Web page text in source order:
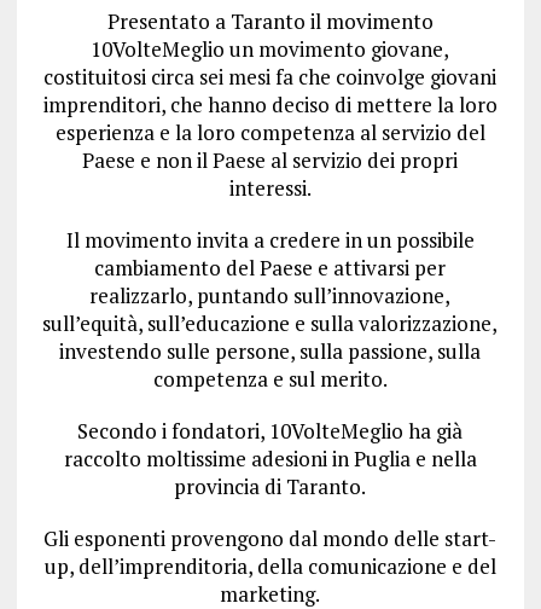
Presentato a Taranto il movimento
10VolteMeglio un movimento giovane,
costituitosi circa sei mesi fa che coinvolge giovani
imprenditori, che hanno deciso di mettere la loro
esperienza e la loro competenza al servizio del
Paese e non il Paese al servizio dei propri
interessi.
Il movimento invita a credere in un possibile
cambiamento del Paese e attivarsi per
realizzarlo, puntando sull’innovazione,
sull’equità, sull’educazione e sulla valorizzazione,
investendo sulle persone, sulla passione, sulla
competenza e sul merito.
Secondo i fondatori, 10VolteMeglio ha già
raccolto moltissime adesioni in Puglia e nella
provincia di Taranto.
Gli esponenti provengono dal mondo delle start-
up, dell’imprenditoria, della comunicazione e del
marketing.